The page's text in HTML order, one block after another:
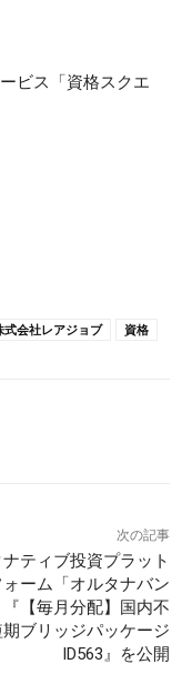
ビス「資格スクエ
式会社レアジョブ 資格
次の記事
ティブ投資プラット
ォーム「オルタナバン
『【毎月分配】国内不
ブリッジパッケージ
ID563』を公開